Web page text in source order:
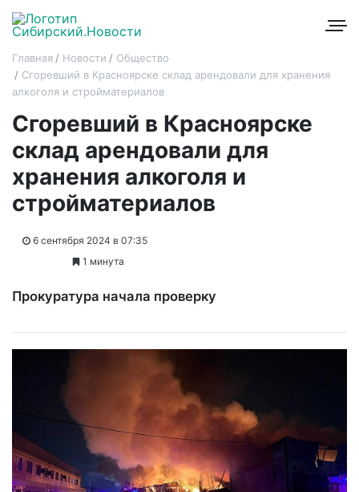
Главная Новости
Общество
Сгоревший в Красноярске склад арендовали для хранения
алкоголя и стройматериалов
Сгоревший в Красноярске
склад арендовали для
хранения алкоголя и
стройматериалов
6 сентября 2024 в 07:35
1 минута
Прокуратура начала проверку